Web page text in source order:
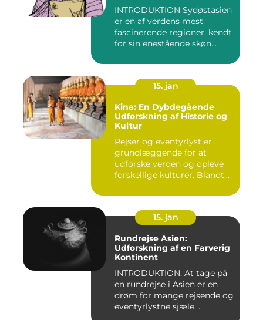
INTRODUKTION Sydøstasien
er en af verdens mest
fascinerende regioner, kendt
for sin enestående skøn...
15. jan
Kina: En Dybdegående
Udforskning af Historie og
Kultur
Rejser og eventyrlyst er
grundlæggende for at
udforske verden og opleve
forskellige kulturer. Blandt...
15. jan
Rundrejse Asien:
Udforskning af en Farverig
Kontinent
INTRODUKTION: At tage på
en rundrejse i Asien er en
drøm for mange rejsende og
eventyrlystne sjæle. ...